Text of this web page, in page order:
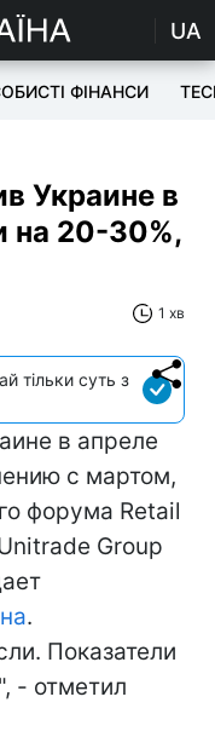
UA
ФІНАНСИ
Украине в
на 20-30%,
1 хв
тільки суть з
в апреле
с мартом,
форума Retail
Group
.
Показатели
- отметил